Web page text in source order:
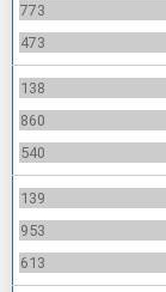
773
473
138
860
540
139
953
613